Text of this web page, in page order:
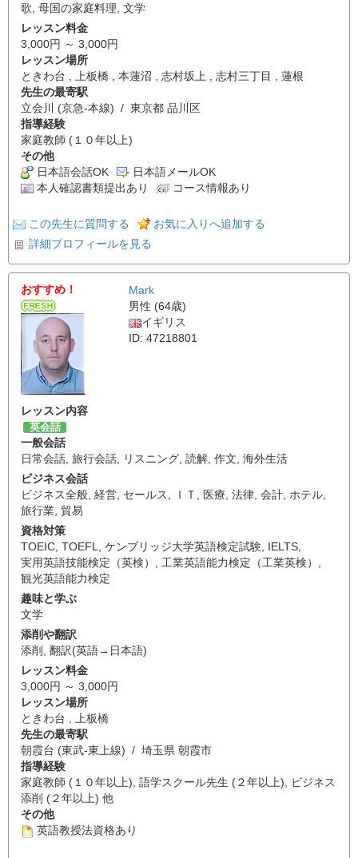
歌 母国の家庭料理 文学
レッスン料金
3,000円 ～ 3,000円
レッスン場所
ときわ台 , 上板橋 , 本蓮沼 , 志村坂上 , 志村三丁目 , 蓮根
先生の最寄駅
立会川 (京急-本線) / 東京都 品川区
指導経験
家庭教師 (１０年以上)
その他
日本語会話OK
日本語メールOK
本人確認書類提出あり
コース情報あり
この先生に質問する
お気に入りへ追加する
詳細プロフィールを見る
おすすめ！
Mark
男性 (64歳)
イギリス
ID: 47218801
レッスン内容
英会話
一般会話
日常会話, 旅行会話, リスニング, 読解, 作文, 海外生活
ビジネス会話
ビジネス全般, 経営, セールス, ＩＴ , 医療, 法律, 会計, ホテル,
旅行業, 貿易
資格対策
TOEIC, TOEFL, ケンブリッジ大学英語検定試験, IELTS,
実用英語技能検定（英検） , 工業英語能力検定（工業英検） ,
観光英語能力検定
趣味と学ぶ
文学
添削や翻訳
添削 , 翻訳(英語→日本語)
レッスン料金
3,000円 ～ 3,000円
レッスン場所
ときわ台 , 上板橋
先生の最寄駅
朝霞台 (東武-東上線) / 埼玉県 朝霞市
指導経験
家庭教師 (１０年以上), 語学スクール先生 (２年以上), ビジネス
添削 (２年以上) 他
その他
英語教授法資格あり